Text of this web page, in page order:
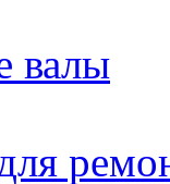
валы